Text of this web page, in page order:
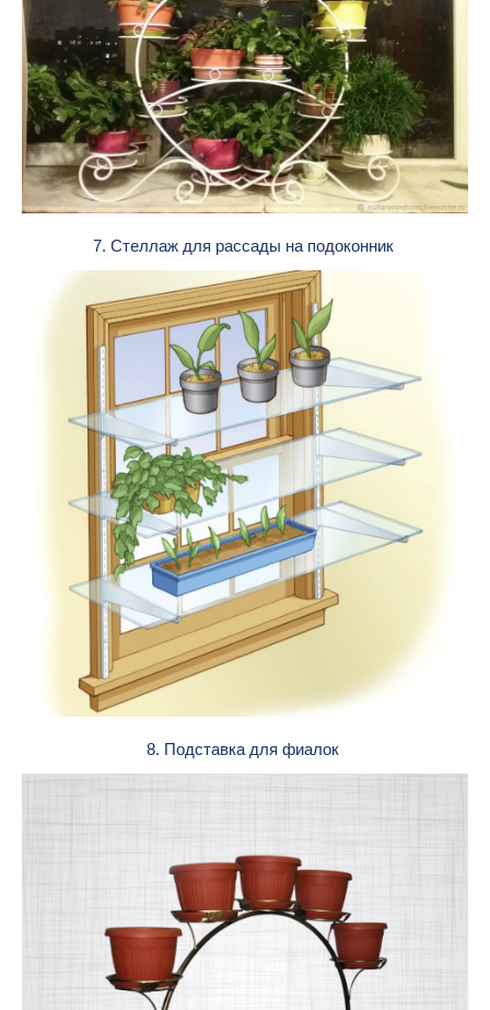
7. Стеллаж для рассады на подоконник
8. Подставка для фиалок